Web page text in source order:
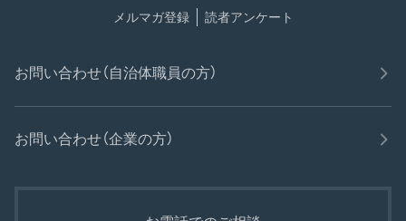
メルマガ登録 読者アンケート
お問い合わせ（自治体職員の方）
お問い合わせ（企業の方）